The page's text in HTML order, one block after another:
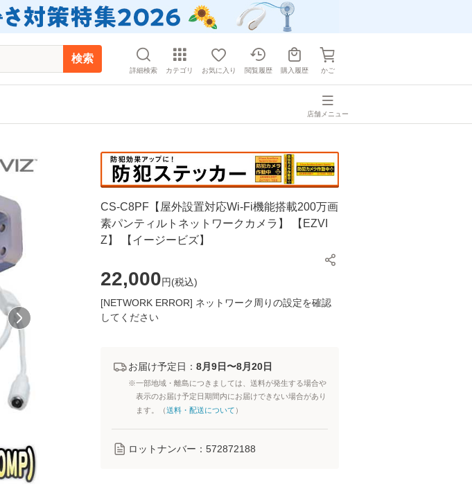
検索
詳細検索 カテゴリ お気に入り 閲覧履歴 購入履歴 かご
店舗メニュー
CS-C8PF【屋外設置対応Wi-Fi機能搭載200万画
素パンティルトネットワークカメラ】 【EZVI
Z】 【イージービズ】
22,000円(税込)
[NETWORK ERROR] ネットワーク周りの設定を確認
してください
お届け予定日： 8月9日〜8月20日
※一部地域・離島につきましては、送料が発生する場合や
表示のお届け予定日期間内にお届けできない場合があり
ます。（送料・配送について ）
ロットナンバー： 572872188